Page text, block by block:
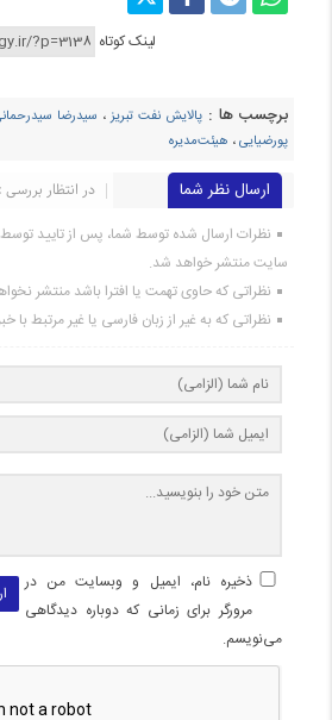
لینک کوتاه
برچسب ها : پالایش نفت تبریز، سیدرضا
پورضیایی، هیئت‌مدیره
ارسال نظر شما
در انتظار بررسی : 0
نظرات ارسال شده توسط شما، پس از تایید
سایت منتشر خواهد شد.
نظراتی که حاوی تهمت یا افترا باشد منتشر
نظراتی که به غیر از زبان فارسی یا غیر مرتبط
ذخیره نام، ایمیل و وبسایت من در
مرورگر برای زمانی که دوباره دیدگاهی
می‌نویسم.